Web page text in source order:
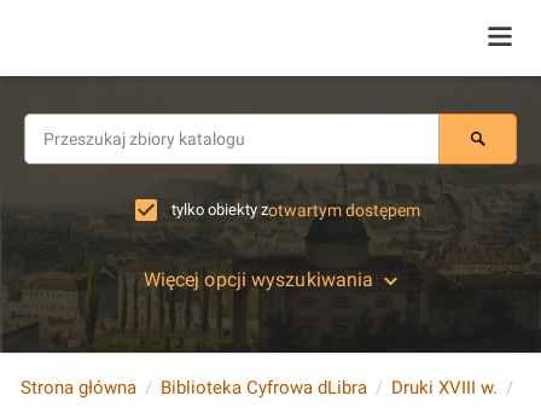
tylko obiekty zotwartym dostępem
Więcej opcji wyszukiwania
Strona główna Biblioteka Cyfrowa dLibra Druki XVIII w.